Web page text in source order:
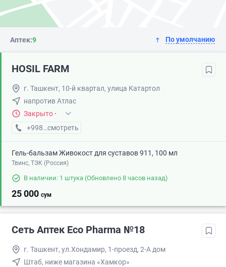
Аптек:9 По умолчанию
HOSIL FARM
г. Ташкент, 10-й квартал, улица Катартол
напротив Атлас
Закрыто ·
+998 (88) XXX-XX-XX
смотреть
Гель-бальзам Живокост для суставов 911, 100 мл
Твинс, ТЭК (Россия)
В наличии: 1 штука (Обновлено 8 часов назад)
25 000 сум
Сеть Аптек Eco Pharma №18
г. Ташкент, ул.Хондамир, 1-проезд, 2-А дом
Штаб, ниже магазина «Хамкор»